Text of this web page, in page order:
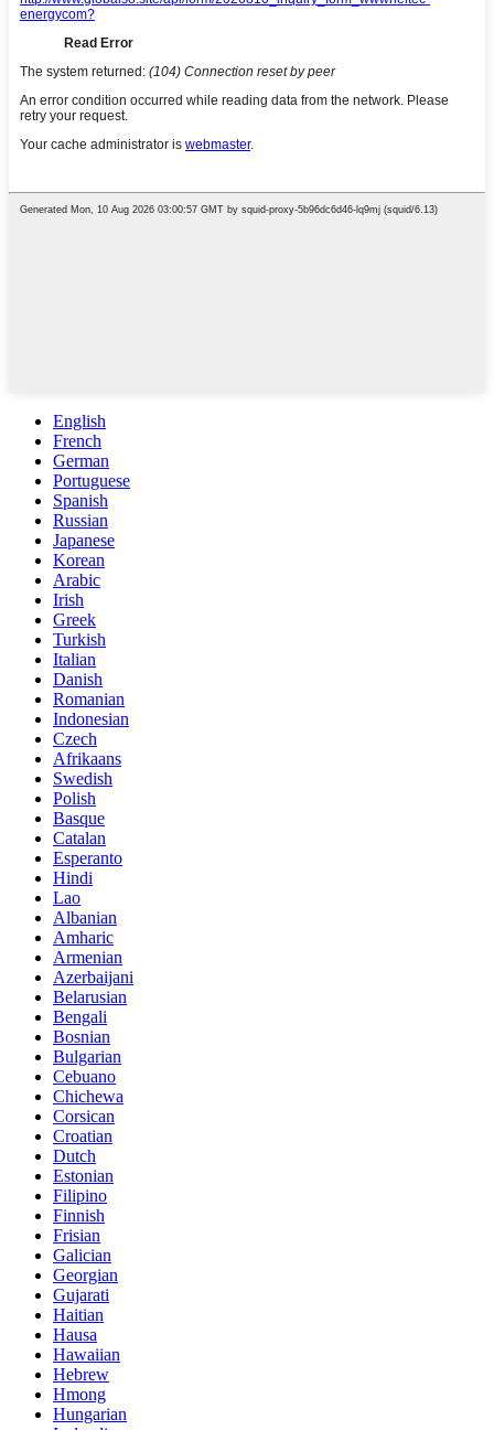
English
French
German
Portuguese
Spanish
Russian
Japanese
Korean
Arabic
Irish
Greek
Turkish
Italian
Danish
Romanian
Indonesian
Czech
Afrikaans
Swedish
Polish
Basque
Catalan
Esperanto
Hindi
Lao
Albanian
Amharic
Armenian
Azerbaijani
Belarusian
Bengali
Bosnian
Bulgarian
Cebuano
Chichewa
Corsican
Croatian
Dutch
Estonian
Filipino
Finnish
Frisian
Galician
Georgian
Gujarati
Haitian
Hausa
Hawaiian
Hebrew
Hmong
Hungarian